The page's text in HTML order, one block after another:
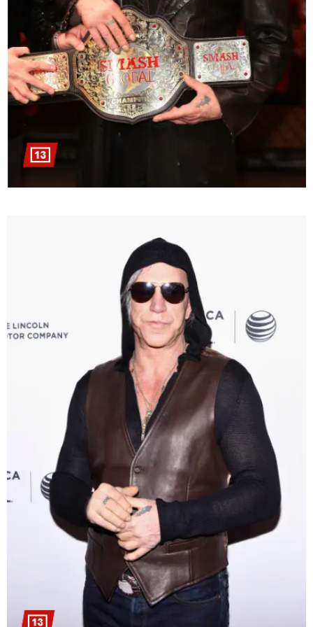
15:49 / 06-08-2026
შეიძინე ალდაგის სამოგზაურო დაზღვევა და მიიღე
11:08 / 06-08-2026
"დააკავეს არასრულწლოვანი, რომელმაც
სოცქსელებიდან ჩამოტვირთულ არასრულწლოვანთა
ფოტოები დაამონტაჟა, მიანიჭა პორნოგრაფიული
იერსახე და გაავრცელა" - შსს